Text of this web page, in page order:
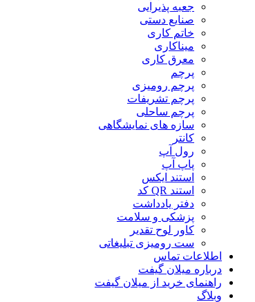
جعبه پذیرایی
صنایع دستی
خاتم کاری
میناکاری
معرق کاری
پرچم
پرچم رومیزی
پرچم تشریفات
پرچم ساحلی
سازه های نمایشگاهی
کانتر
رول آپ
پاپ آپ
استند ایکس
استند QR کد
دفتر یادداشت
پزشکی و سلامت
کاور لوح تقدیر
ست رومیزی تبلیغاتی
اطلاعات تماس
درباره میلان گیفت
راهنمای خرید از میلان گیفت
وبلاگ